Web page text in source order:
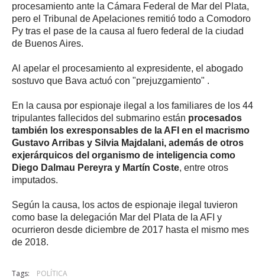
procesamiento ante la Cámara Federal de Mar del Plata,
pero el Tribunal de Apelaciones remitió todo a Comodoro
Py tras el pase de la causa al fuero federal de la ciudad
de Buenos Aires.
Al apelar el procesamiento al expresidente, el abogado
sostuvo que Bava actuó con "prejuzgamiento" .
En la causa por espionaje ilegal a los familiares de los 44
tripulantes fallecidos del submarino están procesados
también los exresponsables de la AFI en el macrismo
Gustavo Arribas y Silvia Majdalani, además de otros
exjerárquicos del organismo de inteligencia como
Diego Dalmau Pereyra y Martín Coste, entre otros
imputados.
Según la causa, los actos de espionaje ilegal tuvieron
como base la delegación Mar del Plata de la AFI y
ocurrieron desde diciembre de 2017 hasta el mismo mes
de 2018.
Tags: POLÍTICA